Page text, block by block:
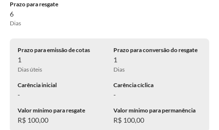
Prazo para resgate
6
Dias
Prazo para emissão de cotas
1
Dias úteis
Prazo para conversão do resgate
1
Dias
Carência inicial
-
Carência cíclica
-
Valor mínimo para resgate
R$ 100,00
Valor mínimo para permanência
R$ 100,00